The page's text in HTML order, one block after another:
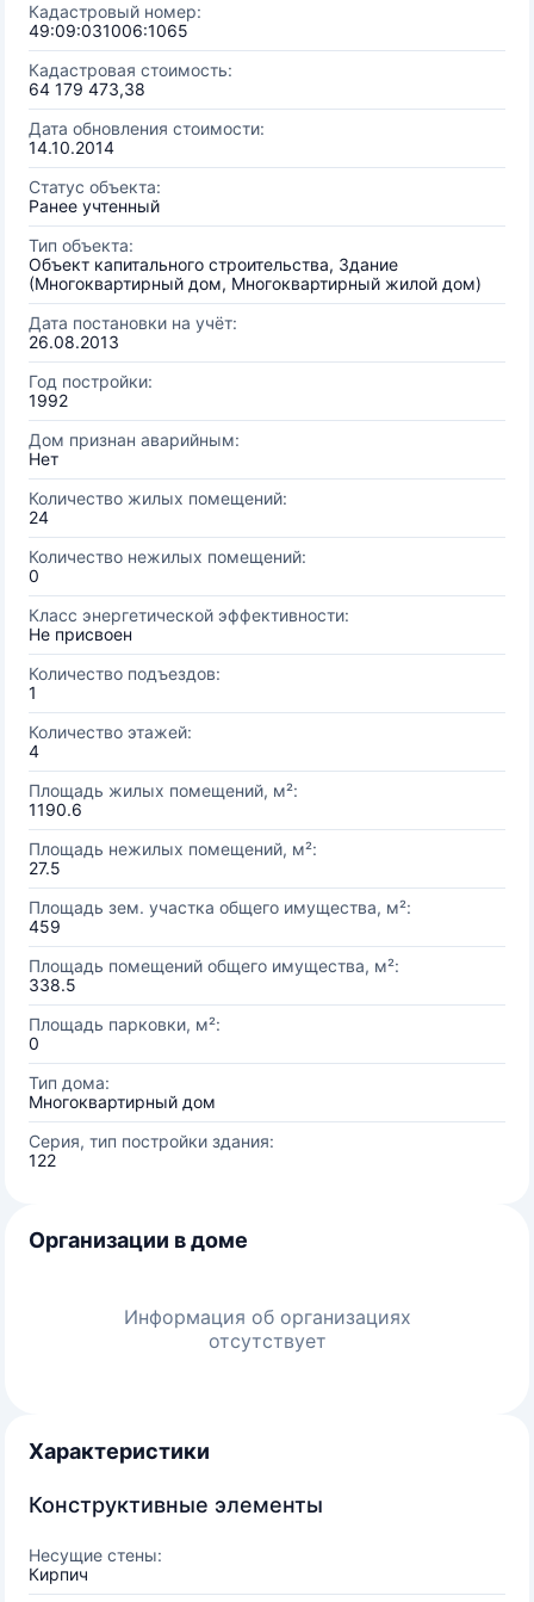
Кадастровый номер:
49:09:031006:1065
Кадастровая стоимость:
64 179 473,38
Дата обновления стоимости:
14.10.2014
Статус объекта:
Ранее учтенный
Тип объекта:
Объект капитального строительства, Здание
(Многоквартирный дом, Многоквартирный жилой дом)
Дата постановки на учёт:
26.08.2013
Год постройки:
1992
Дом признан аварийным:
Нет
Количество жилых помещений:
24
Количество нежилых помещений:
0
Класс энергетической эффективности:
Не присвоен
Количество подъездов:
1
Количество этажей:
4
Площадь жилых помещений, м²:
1190.6
Площадь нежилых помещений, м²:
27.5
Площадь зем. участка общего имущества, м²:
459
Площадь помещений общего имущества, м²:
338.5
Площадь парковки, м²:
0
Тип дома:
Многоквартирный дом
Серия, тип постройки здания:
122
Организации в доме
Информация об организациях
отсутствует
Характеристики
Конструктивные элементы
Несущие стены:
Кирпич